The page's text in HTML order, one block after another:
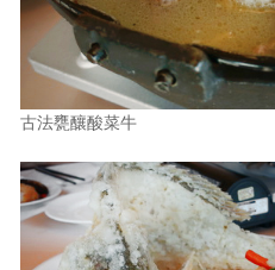
古法甕釀酸菜牛